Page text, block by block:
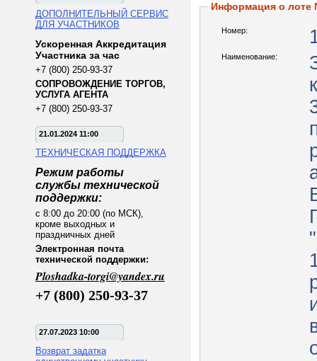
ДОПОЛНИТЕЛЬНЫЙ СЕРВИС
ДЛЯ УЧАСТНИКОВ
Ускоренная Аккредитация
Участника за час
+7 (800) 250-93-37
СОПРОВОЖДЕНИЕ ТОРГОВ,
УСЛУГА АГЕНТА
+7 (800) 250-93-37
21.01.2024 11:00
ТЕХНИЧЕСКАЯ ПОДДЕРЖКА
Режим работы
службы технической
поддержки:
с 8:00 до 20:00 (по МСК),
кроме выходных и
праздничных дней
Электронная почта
технической поддержки:
Ploshadka-torgi@yandex.ru
+7 (800) 250-93-37
27.07.2023 10:00
Возврат задатка
Информация о лоте
Номер:
Наименование: